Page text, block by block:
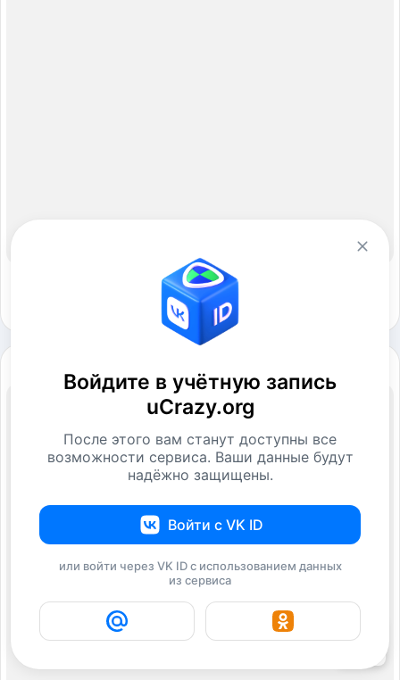
Войдите в учётную запись
uCrazy.org
После этого вам станут доступны все
возможности сервиса. Ваши данные будут
надёжно защищены.
Войти с VK ID
или войти через VK ID с использованием данных
из сервиса